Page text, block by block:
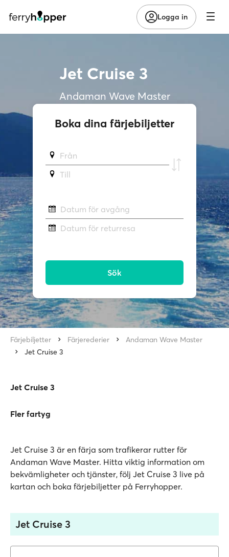
Logga in
Jet Cruise 3
Andaman Wave Master
Boka dina färjebiljetter
Från
Till
Datum för avgång
Datum för returresa
Sök
Färjebiljetter Färjerederier
Andaman Wave Master
Jet Cruise 3
Jet Cruise 3
Fler fartyg
Jet Cruise 3 är en färja som trafikerar rutter för
Andaman Wave Master. Hitta viktig information om
bekvämligheter och tjänster, följ Jet Cruise 3 live på
kartan och boka färjebiljetter på Ferryhopper.
Jet Cruise 3